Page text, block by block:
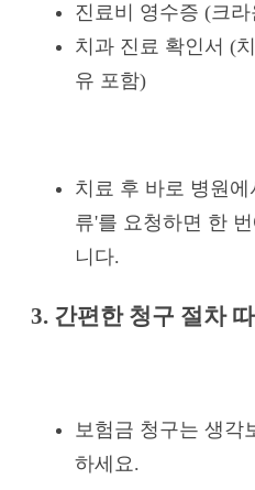
진료비 영수증 (크
치과 진료 확인서 (
유 포함)
치료 후 바로 병원
류'를 요청하면 한
니다.
3. 간편한 청구 절차 따
보험금 청구는 생각
하세요.